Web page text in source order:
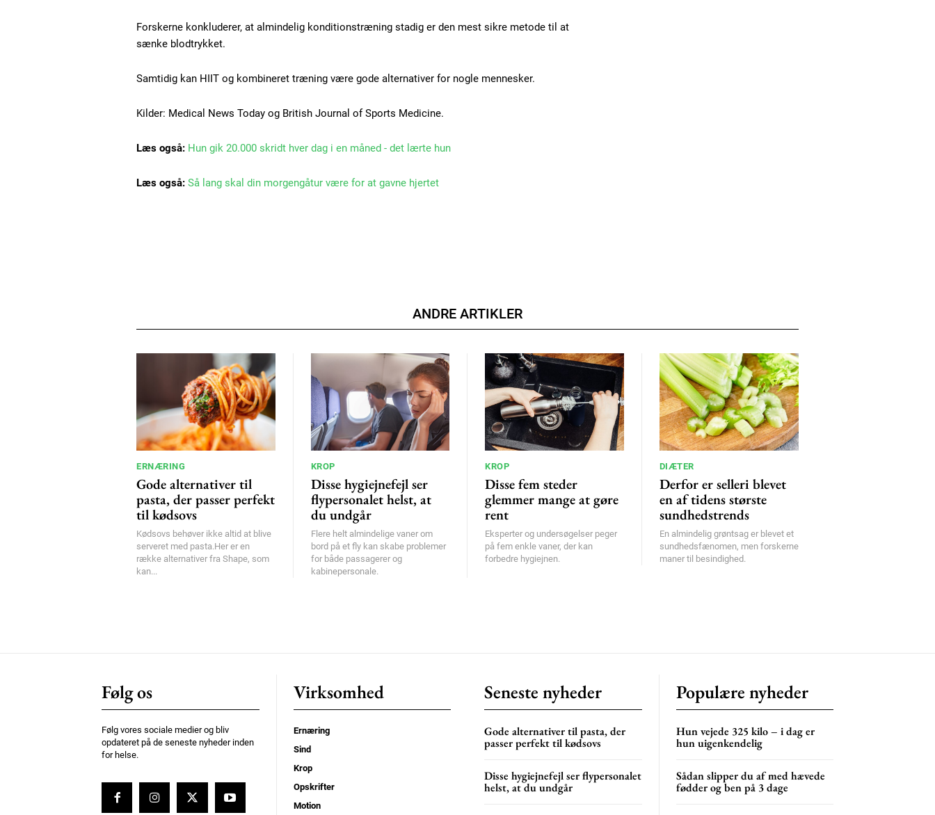
Forskerne konkluderer, at almindelig konditionstræning stadig er den mest sikre metode til at
sænke blodtrykket.
Samtidig kan HIIT og kombineret træning være gode alternativer for nogle mennesker.
Kilder: Medical News Today og British Journal of Sports Medicine.
Læs også: Hun gik 20.000 skridt hver dag i en måned - det lærte hun
Læs også: Så lang skal din morgengåtur være for at gavne hjertet
ANDRE ARTIKLER
ERNÆRING
Gode alternativer til
pasta, der passer perfekt
til kødsovs
Kødsovs behøver ikke altid at blive
serveret med pasta.Her er en
række alternativer fra Shape, som
kan...
KROP
Disse hygiejnefejl ser
flypersonalet helst, at
du undgår
Flere helt almindelige vaner om
bord på et fly kan skabe problemer
for både passagerer og
kabinepersonale.
KROP
Disse fem steder
glemmer mange at gøre
rent
Eksperter og undersøgelser peger
på fem enkle vaner, der kan
forbedre hygiejnen.
DIÆTER
Derfor er selleri blevet
en af tidens største
sundhedstrends
En almindelig grøntsag er blevet et
sundhedsfænomen, men forskerne
maner til besindighed.
Følg os
Følg vores sociale medier og bliv
opdateret på de seneste nyheder inden
for helse.
Virksomhed
Ernæring
Sind
Krop
Opskrifter
Motion
Seneste nyheder
Gode alternativer til pasta, der
passer perfekt til kødsovs
Disse hygiejnefejl ser flypersonalet
helst, at du undgår
Populære nyheder
Hun vejede 325 kilo – i dag er
hun uigenkendelig
Sådan slipper du af med hævede
fødder og ben på 3 dage